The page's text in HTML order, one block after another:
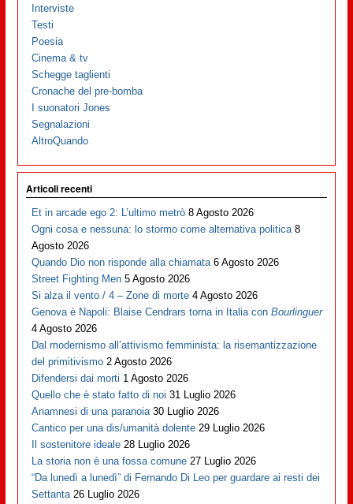
Interviste
Testi
Poesia
Cinema & tv
Schegge taglienti
Cronache del pre-bomba
I suonatori Jones
Segnalazioni
AltroQuando
Articoli recenti
Et in arcade ego 2: L’ultimo metrò 8 Agosto 2026
Ogni cosa e nessuna: lo stormo come alternativa politica 8
Agosto 2026
Quando Dio non risponde alla chiamata 6 Agosto 2026
Street Fighting Men 5 Agosto 2026
Si alza il vento / 4 – Zone di morte 4 Agosto 2026
Genova è Napoli: Blaise Cendrars torna in Italia conBourlinguer
4 Agosto 2026
Dal modernismo all’attivismo femminista: la risemantizzazione
del primitivismo 2 Agosto 2026
Difendersi dai morti 1 Agosto 2026
Quello che è stato fatto di noi 31 Luglio 2026
Anamnesi di una paranoia 30 Luglio 2026
Cantico per una dis/umanità dolente 29 Luglio 2026
Il sostenitore ideale 28 Luglio 2026
La storia non è una fossa comune 27 Luglio 2026
“Da lunedì a lunedì” di Fernando Di Leo per guardare ai resti dei
Settanta 26 Luglio 2026